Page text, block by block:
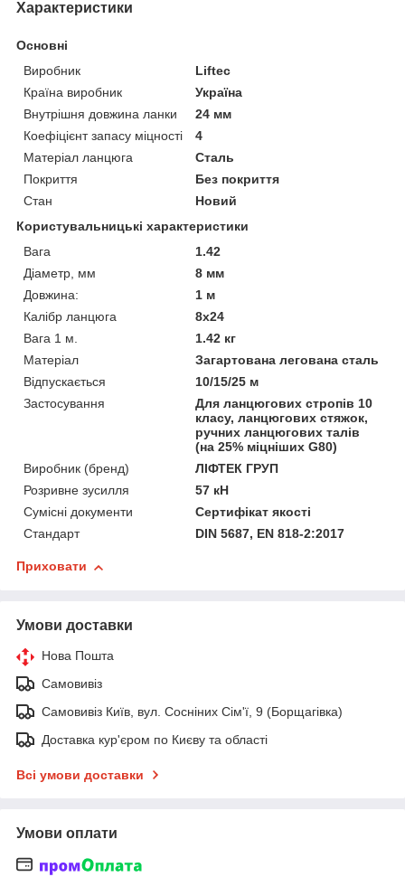
Характеристики
Основні
Виробник
Liftec
Країна виробник
Україна
Внутрішня довжина ланки
24 мм
Коефіцієнт запасу міцності
4
Матеріал ланцюга
Сталь
Покриття
Без покриття
Стан
Новий
Користувальницькі характеристики
Вага
1.42
Діаметр, мм
8 мм
Довжина:
1 м
Калібр ланцюга
8х24
Вага 1 м.
1.42 кг
Матеріал
Загартована легована сталь
Відпускається
10/15/25 м
Застосування
Для ланцюгових стропів 10
класу, ланцюгових стяжок,
ручних ланцюгових талів
(на 25% міцніших G80)
Виробник (бренд)
ЛІФТЕК ГРУП
Розривне зусилля
57 кН
Сумісні документи
Сертифікат якості
Стандарт
DIN 5687, EN 818-2:2017
Приховати
Умови доставки
Нова Пошта
Самовивіз
Самовивіз Київ, вул. Сосніних Сім'ї, 9 (Борщагівка)
Доставка кур'єром по Києву та області
Всі умови доставки
Умови оплати